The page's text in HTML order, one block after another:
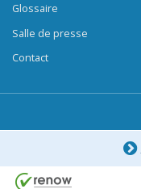
Glossaire
Salle de presse
Contact